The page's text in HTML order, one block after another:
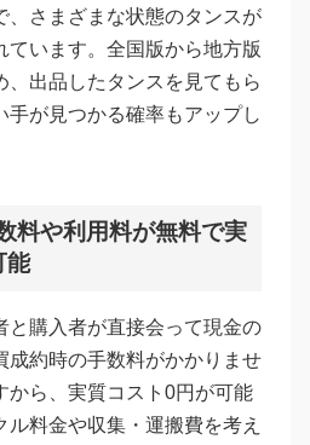
、さまざまな状態のタンスが
ています。全国版から地方版
、出品したタンスを見てもら
手が見つかる確率もアップし
料や利用料が無料で実
能
と購入者が直接会って現金の
成約時の手数料がかかりませ
から、実質コスト0円が可能
ル料金や収集・運搬費を考え